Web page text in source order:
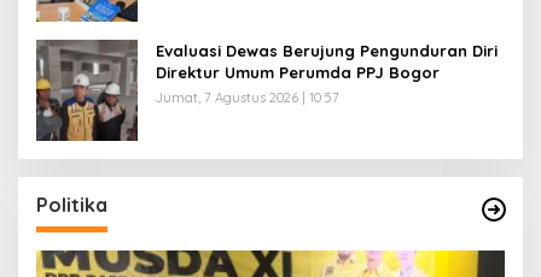
Evaluasi Dewas Berujung Pengunduran Diri
Direktur Umum Perumda PPJ Bogor
Jumat, 7 Agustus 2026 | 10:57
Politika